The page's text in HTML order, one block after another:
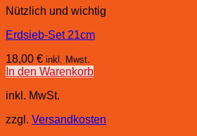
Nützlich und wichtig
Erdsieb-Set 21cm
18,00 € inkl. Mwst.
In den Warenkorb
inkl. MwSt.
zzgl. Versandkosten